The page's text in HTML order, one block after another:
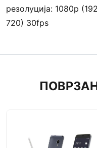
резолуција: 1080p
720) 30fps